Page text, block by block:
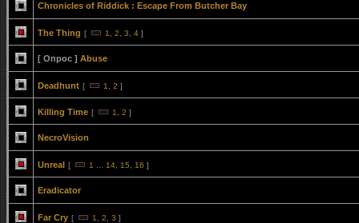
Chronicles of Riddick : Escape From Butcher Bay
The Thing [ 1 2 3 4 ]
[ Опрос ] Abuse
Deadhunt [ 1 2 ]
Killing Time [ 1 2 ]
NecroVision
Unreal [ 1 14 15 16 ]
Eradicator
Far Cry [ 1 2 3 ]